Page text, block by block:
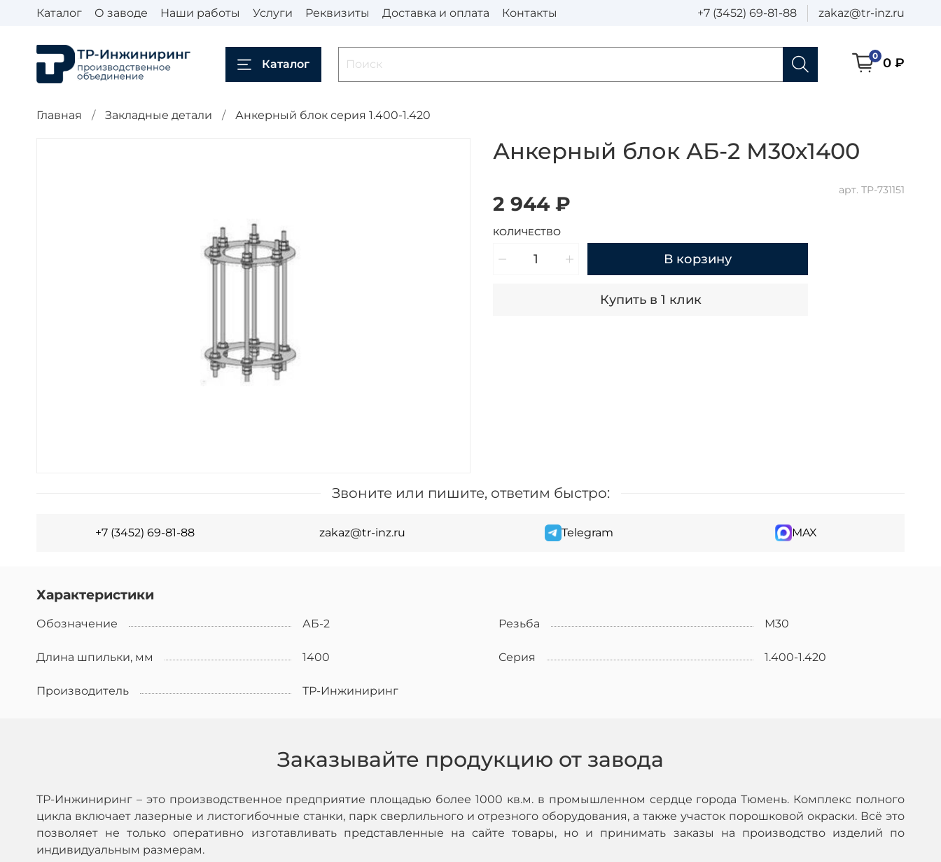
Каталог О заводе Наши работы Услуги Реквизиты Доставка и оплата Контакты +7 (3452) 69-81-88 zakaz@tr-inz.ru
Каталог
0 0 ₽
Главная Закладные детали Анкерный блок серия 1.400-1.420
арт. ТР-731151
Анкерный блок АБ-2 М30х1400
2 944 ₽
КОЛИЧЕСТВО
В корзину
Купить в 1 клик
Звоните или пишите, ответим быстро:
+7 (3452) 69-81-88 zakaz@tr-inz.ru Telegram MAX
Характеристики
Обозначение АБ-2 Резьба М30
Длина шпильки, мм 1400 Серия 1.400-1.420
Производитель ТР-Инжиниринг
Заказывайте продукцию от завода
ТР-Инжиниринг – это производственное предприятие площадью более 1000 кв.м. в промышленном сердце города Тюмень. Комплекс полного
цикла включает лазерные и листогибочные станки, парк сверлильного и отрезного оборудования, а также участок порошковой окраски. Всё это
позволяет не только оперативно изготавливать представленные на сайте товары, но и принимать заказы на производство изделий по
индивидуальным размерам.